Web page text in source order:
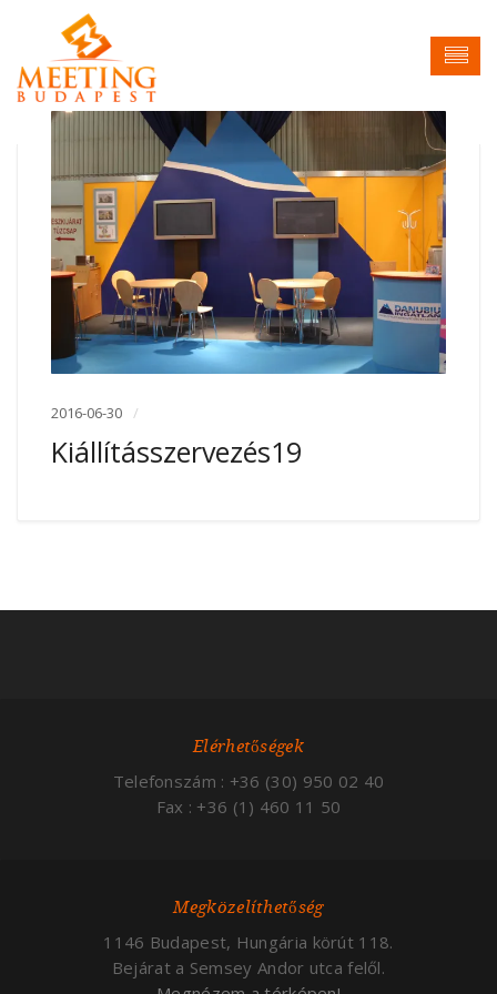
2016-06-30
Kiállításszervezés19
Elérhetőségek
Telefonszám : +36 (30) 950 02 40
Fax : +36 (1) 460 11 50
Megközelíthetőség
1146 Budapest, Hungária körút 118.
Bejárat a Semsey Andor utca felől.